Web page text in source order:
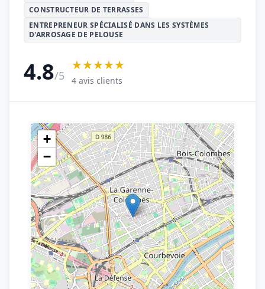
CONSTRUCTEUR DE TERRASSES
ENTREPRENEUR SPÉCIALISÉ DANS LES SYSTÈMES
D'ARROSAGE DE PELOUSE
4.8/5
★★★★★
4 avis clients
+
−